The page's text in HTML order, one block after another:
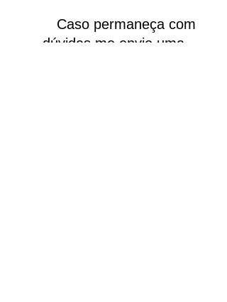
Caso permaneça com
dúvidas me envie uma